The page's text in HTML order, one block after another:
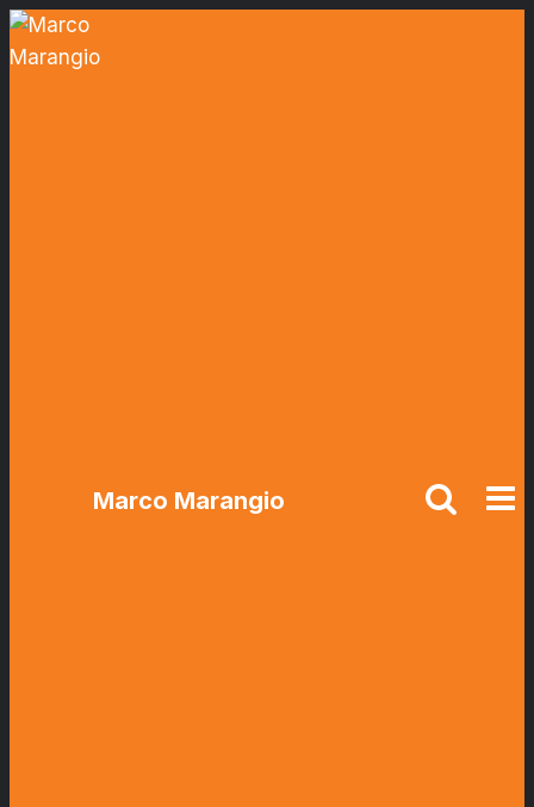
Salta
al
Marco Marangio